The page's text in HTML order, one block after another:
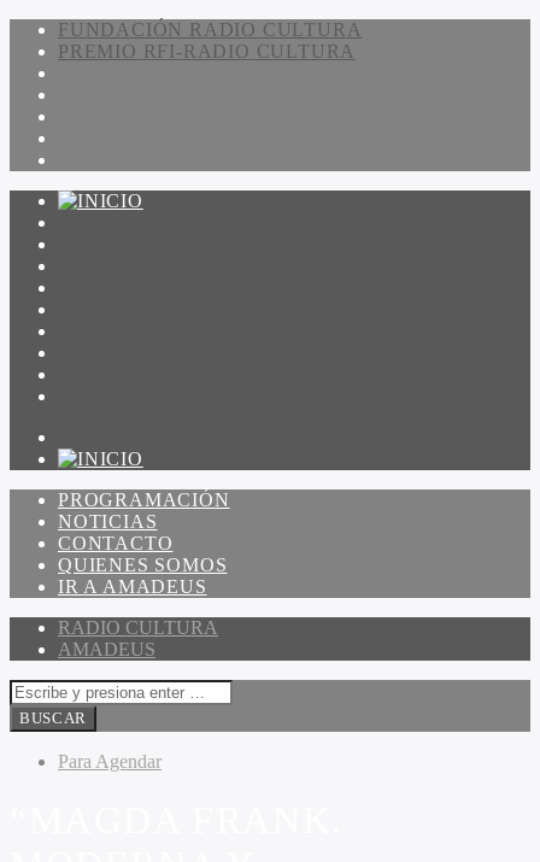
FUNDACIÓN RADIO CULTURA
PREMIO RFI-RADIO CULTURA
PROGRAMACIÓN
NOTICIAS
CONTACTO
QUIENES SOMOS
IR A AMADEUS
RADIO CULTURA
AMADEUS
Para Agendar